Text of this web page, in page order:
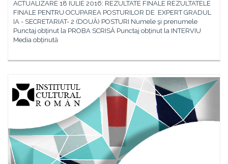
ACTUALIZARE 18 IULIE 2016: REZULTATE FINALE REZULTATELE
FINALE PENTRU OCUPAREA POSTURILOR DE EXPERT GRADUL
IA - SECRETARIAT- 2 (DOUĂ) POSTURI Numele şi prenumele
Punctaj obținut la PROBA SCRISĂ Punctaj obținut la INTERVIU
Media obținută